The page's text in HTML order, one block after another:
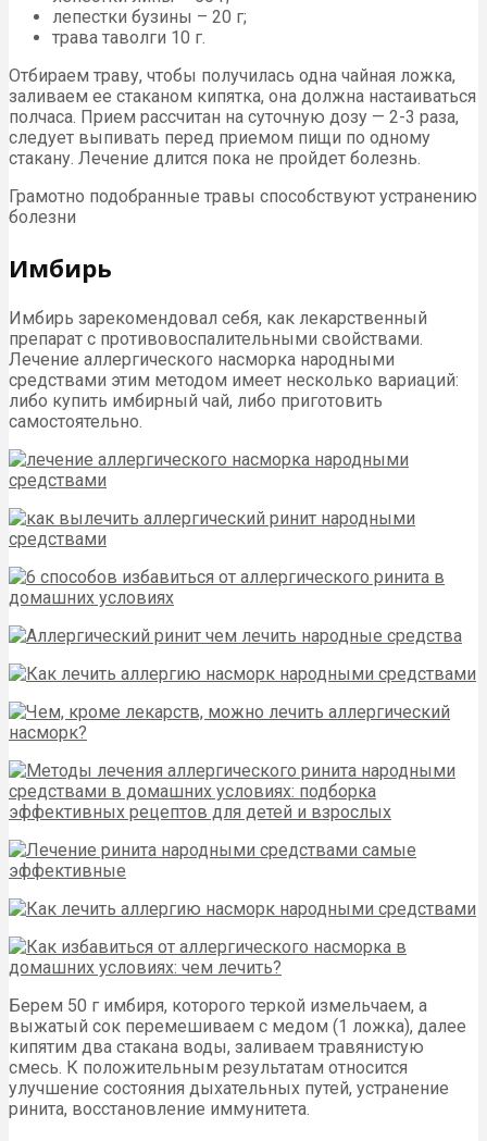
лепестки бузины – 20 г;
трава таволги 10 г.
Отбираем траву, чтобы получилась одна чайная ложка,
заливаем ее стаканом кипятка, она должна настаиваться
полчаса. Прием рассчитан на суточную дозу — 2-3 раза,
следует выпивать перед приемом пищи по одному
стакану. Лечение длится пока не пройдет болезнь.
Грамотно подобранные травы способствуют устранению
болезни
Имбирь
Имбирь зарекомендовал себя, как лекарственный
препарат с противовоспалительными свойствами.
Лечение аллергического насморка народными
средствами этим методом имеет несколько вариаций:
либо купить имбирный чай, либо приготовить
самостоятельно.
Берем 50 г имбиря, которого теркой измельчаем, а
выжатый сок перемешиваем с медом (1 ложка), далее
кипятим два стакана воды, заливаем травянистую
смесь. К положительным результатам относится
улучшение состояния дыхательных путей, устранение
ринита, восстановление иммунитета.